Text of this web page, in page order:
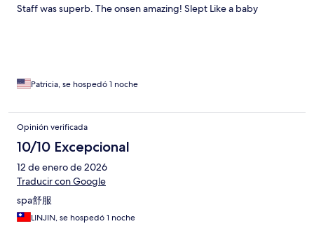
Staff was superb. The onsen amazing! Slept Like a baby
Patricia, se hospedó 1 noche
Opinión verificada
10/10 Excepcional
12 de enero de 2026
Traducir con Google
spa舒服
LINJIN, se hospedó 1 noche